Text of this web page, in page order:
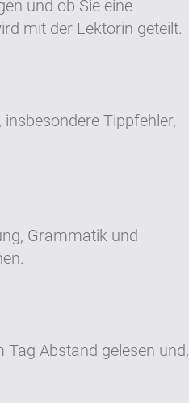
und ob Sie eine
mit der Lektorin geteilt.
Tippfehler,
Grammatik und
Abstand gelesen und,